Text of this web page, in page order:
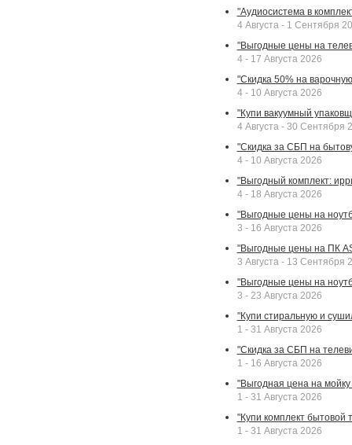
"Аудиосистема в
4 Августа - 1 Сентября
"Выгодные цены на
4 - 17 Августа 2026
"Скидка 50% на
4 - 10 Августа 2026
"Купи вакуумный
4 Августа - 30 Сентября
"Скидка за СБП на
4 - 10 Августа 2026
"Выгодный комплект:
4 - 18 Августа 2026
"Выгодные цены на
3 - 16 Августа 2026
"Выгодные цены на ПК
3 Августа - 13 Сентября
"Выгодные цены на
3 - 23 Августа 2026
"Купи стиральную и
1 - 31 Августа 2026
"Скидка за СБП на
1 - 16 Августа 2026
"Выгодная цена на
1 - 31 Августа 2026
"Купи комплект бытовой
1 - 31 Августа 2026